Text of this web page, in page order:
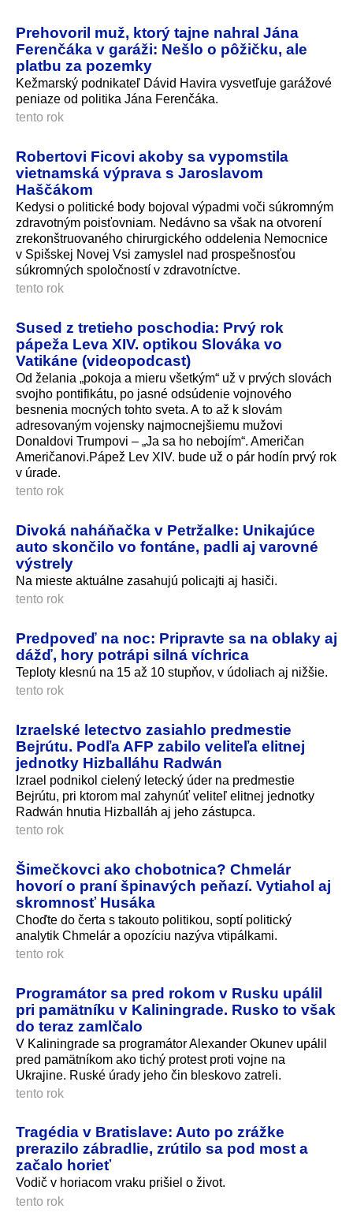
Prehovoril muž, ktorý tajne nahral Jána
Ferenčáka v garáži: Nešlo o pôžičku, ale
platbu za pozemky
Kežmarský podnikateľ Dávid Havira vysvetľuje garážové
peniaze od politika Jána Ferenčáka.
tento rok
Robertovi Ficovi akoby sa vypomstila
vietnamská výprava s Jaroslavom
Haščákom
Kedysi o politické body bojoval výpadmi voči súkromným
zdravotným poisťovniam. Nedávno sa však na otvorení
zrekonštruovaného chirurgického oddelenia Nemocnice
v Spišskej Novej Vsi zamyslel nad prospešnosťou
súkromných spoločností v zdravotníctve.
tento rok
Sused z tretieho poschodia: Prvý rok
pápeža Leva XIV. optikou Slováka vo
Vatikáne (videopodcast)
Od želania „pokoja a mieru všetkým“ už v prvých slovách
svojho pontifikátu, po jasné odsúdenie vojnového
besnenia mocných tohto sveta. A to až k slovám
adresovaným vojensky najmocnejšiemu mužovi
Donaldovi Trumpovi – „Ja sa ho nebojím“. Američan
Američanovi.Pápež Lev XIV. bude už o pár hodín prvý rok
v úrade.
tento rok
Divoká naháňačka v Petržalke: Unikajúce
auto skončilo vo fontáne, padli aj varovné
výstrely
Na mieste aktuálne zasahujú policajti aj hasiči.
tento rok
Predpoveď na noc: Pripravte sa na oblaky aj
dážď, hory potrápi silná víchrica
Teploty klesnú na 15 až 10 stupňov, v údoliach aj nižšie.
tento rok
Izraelské letectvo zasiahlo predmestie
Bejrútu. Podľa AFP zabilo veliteľa elitnej
jednotky Hizballáhu Radwán
Izrael podnikol cielený letecký úder na predmestie
Bejrútu, pri ktorom mal zahynúť veliteľ elitnej jednotky
Radwán hnutia Hizballáh aj jeho zástupca.
tento rok
Šimečkovci ako chobotnica? Chmelár
hovorí o praní špinavých peňazí. Vytiahol aj
skromnosť Husáka
Choďte do čerta s takouto politikou, soptí politický
analytik Chmelár a opozíciu nazýva vtipálkami.
tento rok
Programátor sa pred rokom v Rusku upálil
pri pamätníku v Kaliningrade. Rusko to však
do teraz zamlčalo
V Kaliningrade sa programátor Alexander Okunev upálil
pred pamätníkom ako tichý protest proti vojne na
Ukrajine. Ruské úrady jeho čin bleskovo zatreli.
tento rok
Tragédia v Bratislave: Auto po zrážke
prerazilo zábradlie, zrútilo sa pod most a
začalo horieť
Vodič v horiacom vraku prišiel o život.
tento rok